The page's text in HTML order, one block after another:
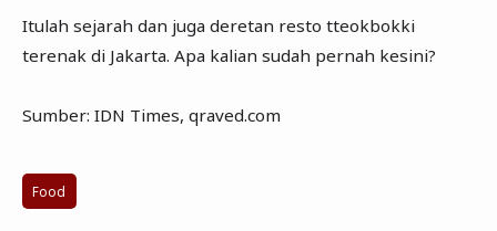
Itulah sejarah dan juga deretan resto tteokbokki
terenak di Jakarta. Apa kalian sudah pernah kesini?
Sumber: IDN Times, qraved.com
Food